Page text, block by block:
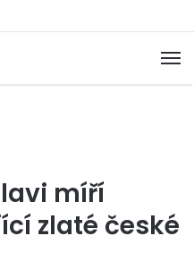
míří
zlaté české